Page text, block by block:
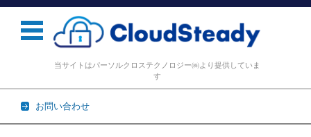
当サイトはパーソルクロステクノロジー㈱より提供していま
す
お問い合わせ
コンテンツに移動